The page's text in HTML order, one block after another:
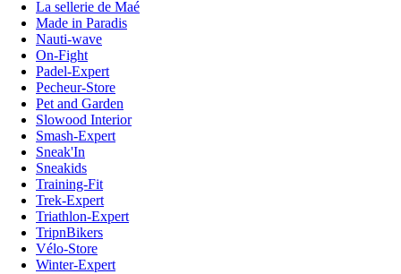
La sellerie de Maé
Made in Paradis
Nauti-wave
On-Fight
Padel-Expert
Pecheur-Store
Pet and Garden
Slowood Interior
Smash-Expert
Sneak'In
Sneakids
Training-Fit
Trek-Expert
Triathlon-Expert
TripnBikers
Vélo-Store
Winter-Expert